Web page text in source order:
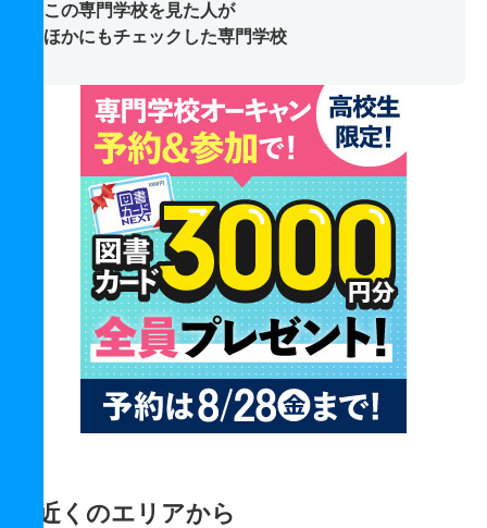
この専門学校を見た人が
ほかにもチェックした専門学校
近くのエリアから